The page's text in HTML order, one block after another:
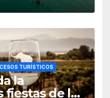
TURÍSTICOS
la
fiestas de la